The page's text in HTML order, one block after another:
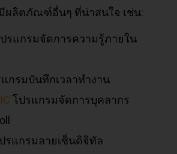
ผลิตภัณฑ์อื่นๆ ที่น่าสนใจ เช่น:
รแกรมจัดการความรู้ภายใน
กรมบันทึกเวลาทำงาน
โปรแกรมจัดการบุคลากร
รแกรมลายเซ็นดิจิทัล